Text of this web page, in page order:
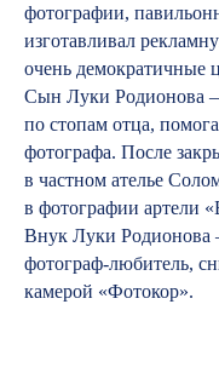
фотографии,
изготавливал
очень демократичные
Сын Луки Родионова
по стопам отца,
фотографа. После
в частном ателье
в фотографии артели
Внук Луки
фотограф-любитель,
камерой «Фотокор».